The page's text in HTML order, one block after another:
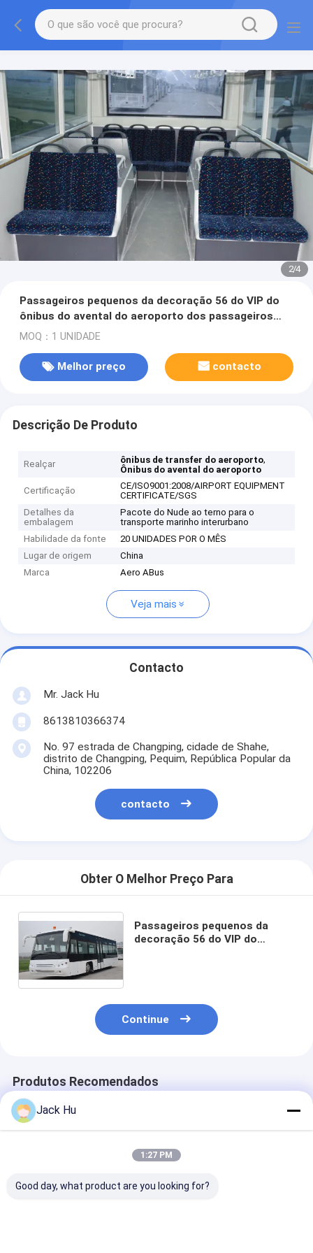
3/4
Passageiros pequenos da decoração 56 do VIP do
ônibus do avental do aeroporto dos passageiros
que estão a área
MOQ：1 UNIDADE
Melhor preço contacto
Descrição De Produto
Realçar ônibus de transfer do aeroporto,
Ônibus do avental do aeroporto
Certificação
CE/ISO9001:2008/AIRPORT EQUIPMENT
CERTIFICATE/SGS
Detalhes da
embalagem
Pacote do Nude ao terno para o
transporte marinho interurbano
Habilidade da fonte
20 UNIDADES POR O MÊS
Lugar de origem
China
Marca
Aero ABus
Veja mais
Contacto
Mr. Jack Hu
8613810366374
No. 97 estrada de Changping, cidade de Shahe,
distrito de Changping, Pequim, República Popular da
China, 102206
contacto
Obter O Melhor Preço Para
Passageiros pequenos da
decoração 56 do VIP do
Continue
Produtos Recomendados
Jack Hu
1:27 PM
Good day, what product are you looking for?